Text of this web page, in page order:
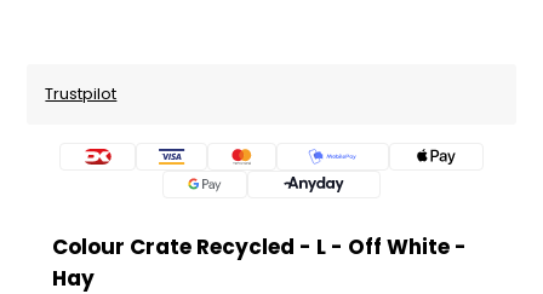
Trustpilot
Colour Crate Recycled - L - Off White -
Hay